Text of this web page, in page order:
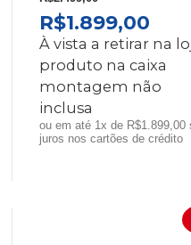
O
PREÇO
ORIGINAL
ERA:
R$2.499,00.
R$1.899,00
É:
À vista a retirar na
produto na caixa
montagem não
inclusa
ou em até 1x de R$1.899,00
juros nos cartões de crédito